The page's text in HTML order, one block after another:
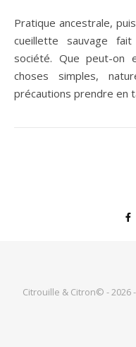
Pratique ancestrale, puis peu à peu mise aux oubliettes, la
cueillette sauvage
société. Que peut-
choses simples,
précautions prendre en
Citrouille & Citron© - 2026